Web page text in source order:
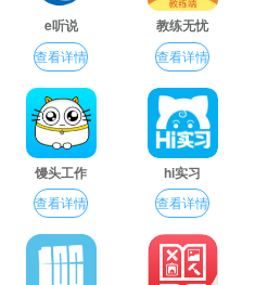
e听说
查看详情
教练无忧
查看详情
馒头工作
查看详情
hi实习
查看详情